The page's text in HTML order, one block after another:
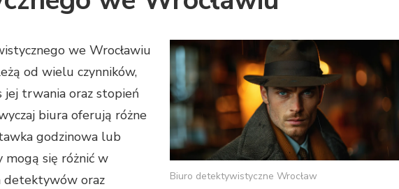
Biuro detektywistyczne Wrocław
we Wrocławiu
od wielu czynników,
jej trwania oraz stopień
biura oferują różne
godzinowa lub
mogą się różnić w
detektywów oraz